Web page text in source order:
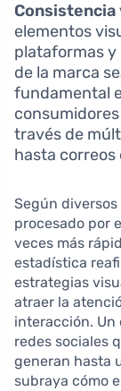
Consistencia
elementos
plataformas y
de la marca
fundamental
través de
hasta correos
Según
procesado por
veces más
estadística
estrategias
atraer la
interacción. Un
redes sociales
generan hasta
subraya cómo